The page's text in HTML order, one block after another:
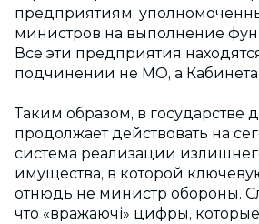
предприятиям,
министров на выполнение
Все эти предприятия
подчинении не МО, а
Таким образом, в государстве
продолжает действовать на
система реализации
имущества, в которой
отнюдь не министр обороны.
что «вражаючі» цифры,